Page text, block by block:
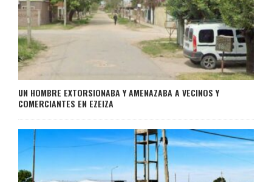
UN HOMBRE EXTORSIONABA Y AMENAZABA A VECINOS Y
COMERCIANTES EN EZEIZA